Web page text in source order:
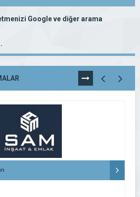
Google ve diğer arama
TÜMÜNÜ
GÖR